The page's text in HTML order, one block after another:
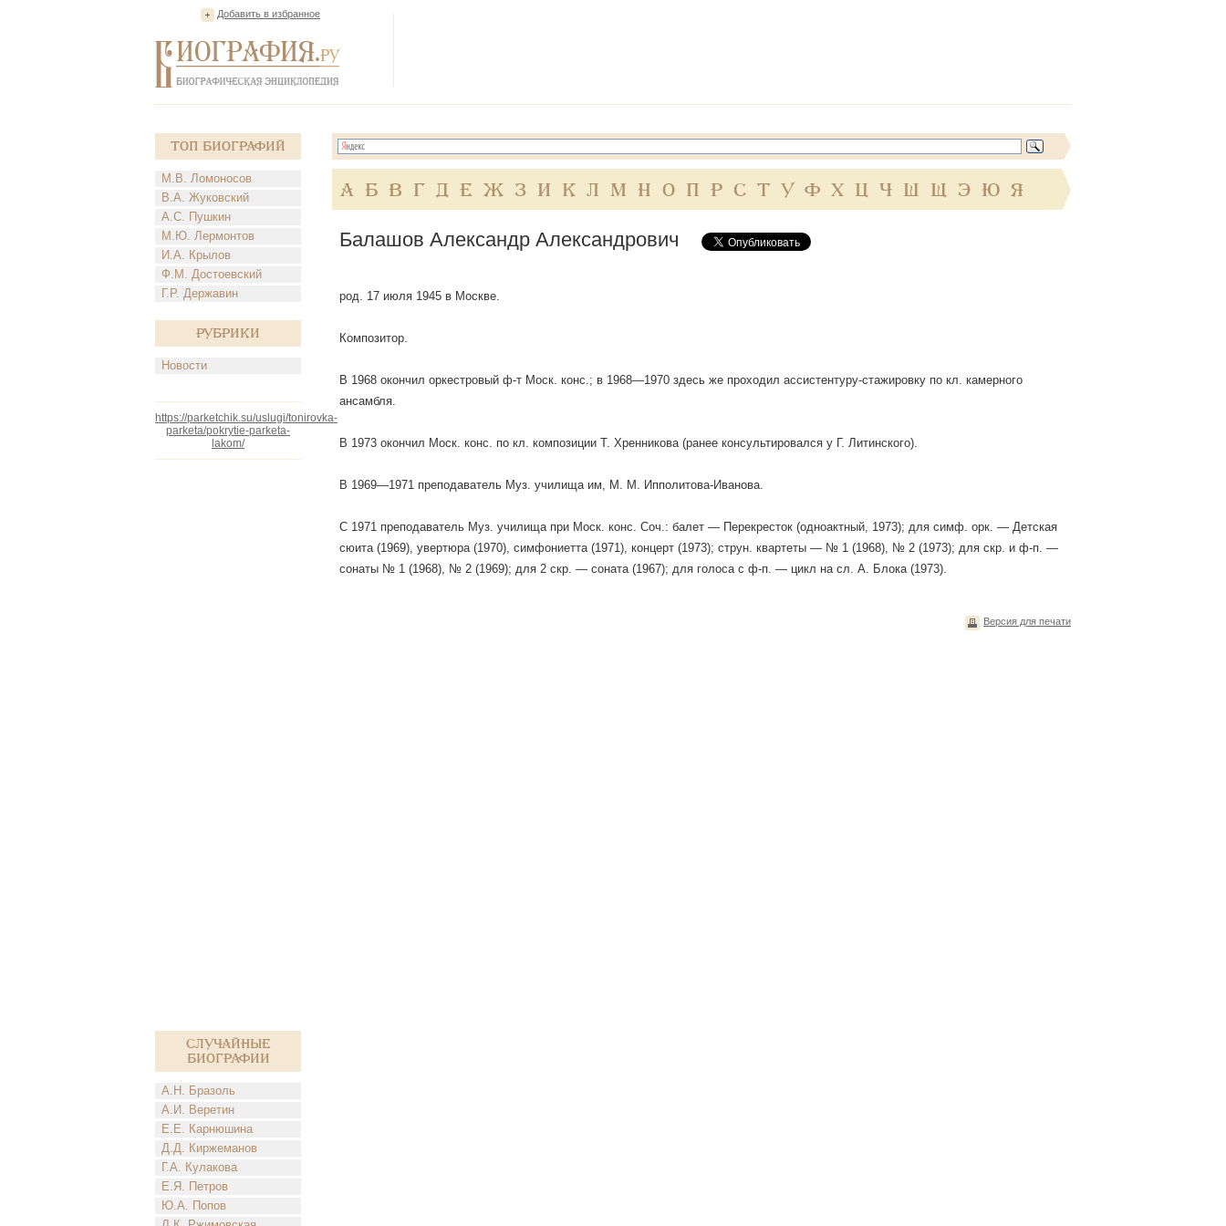
Добавить в избранное
Топ Биографий
М.В. Ломоносов
В.А. Жуковский
А.С. Пушкин
М.Ю. Лермонтов
И.А. Крылов
Ф.М. Достоевский
Г.Р. Державин
Рубрики
Новости
https://parketchik.su/uslugi/tonirovka-
parketa/pokrytie-parketa-
lakom/
Случайные
биографии
А.Н. Бразоль
А.И. Веретин
Е.Е. Карнюшина
Д.Д. Киржеманов
Г.А. Кулакова
Е.Я. Петров
Ю.А. Попов
А Б В Г Д Е Ж З И К Л М Н О П Р С Т У Ф Х Ц Ч Ш Щ Э Ю Я
Балашов Александр Александрович
род. 17 июля 1945 в Москве.
Композитор.
В 1968 окончил оркестровый ф-т Моск. конс.; в 1968—1970 здесь же проходил ассистентуру-стажировку по кл. камерного
ансамбля.
В 1973 окончил Моск. конс. по кл. композиции Т. Хренникова (ранее консультировался у Г. Литинского).
В 1969—1971 преподаватель Муз. училища им, M. M. Ипполитова-Иванова.
С 1971 преподаватель Муз. училища при Моск. конс. Соч.: балет — Перекресток (одноактный, 1973); для симф. оpк. — Детская
сюита (1969), увертюра (1970), симфониетта (1971), концерт (1973); струн. квартеты — № 1 (1968), № 2 (1973); для скр. и ф-п. —
сонаты № 1 (1968), № 2 (1969); для 2 скр. — соната (1967); для голоса с ф-п. — цикл на сл. А. Блока (1973).
Версия для печати